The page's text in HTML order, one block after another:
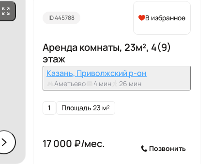
ID 445788 В избранное
Аренда комнаты, 23м², 4(9)
этаж
Казань, Приволжский р-он
Аметьево 4 мин 26 мин
1 Площадь 23 м²
17 000 ₽/мес. Позвонить